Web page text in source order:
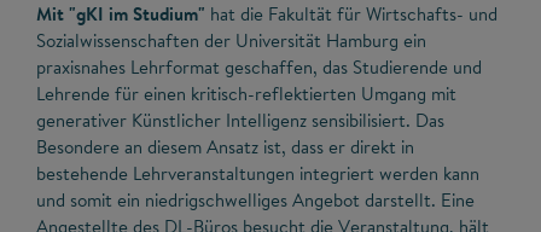
Mit "gKI im Studium" hat die Fakultät für Wirtschafts- und
Sozialwissenschaften der Universität Hamburg ein
praxisnahes Lehrformat geschaffen, das Studierende und
Lehrende für einen kritisch-reflektierten Umgang mit
generativer Künstlicher Intelligenz sensibilisiert. Das
Besondere an diesem Ansatz ist, dass er direkt in
bestehende Lehrveranstaltungen integriert werden kann
und somit ein niedrigschwelliges Angebot darstellt. Eine
Angestellte des DL-Büros besucht die Veranstaltung, hält